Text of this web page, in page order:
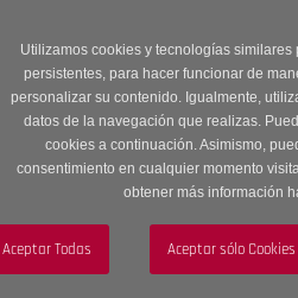
Utilizamos cookies y tecnologías
persistentes, para hacer funcionar de
personalizar su contenido. Igualmente,
datos de la navegación que realizas.
cookies a continuación. Asimismo,
consentimiento en cualquier momento
obtener más información
descuento en Sección
navigation
Menú